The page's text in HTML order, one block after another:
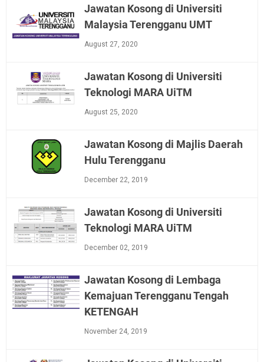
Jawatan Kosong di Universiti
Malaysia Terengganu UMT
August 27, 2020
Jawatan Kosong di Universiti
Teknologi MARA UiTM
August 25, 2020
Jawatan Kosong di Majlis Daerah
Hulu Terengganu
December 22, 2019
Jawatan Kosong di Universiti
Teknologi MARA UiTM
December 02, 2019
Jawatan Kosong di Lembaga
Kemajuan Terengganu Tengah
KETENGAH
November 24, 2019